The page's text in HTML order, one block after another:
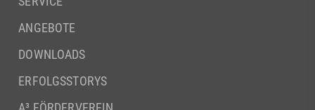
ANGEBOTE
DOWNLOADS
ERFOLGSSTORYS